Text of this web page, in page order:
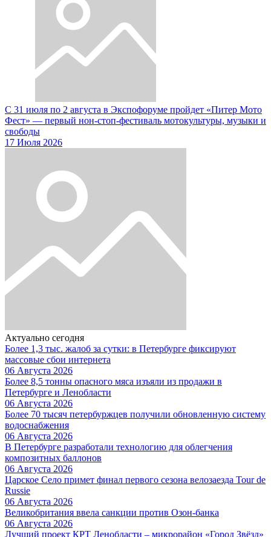
С 31 июля по 2 августа в Экспофоруме пройдет «Питер Мото
Фест» — первый нон-стоп-фестиваль мотокультуры, музыки и
свободы
17 Июля 2026
Актуально сегодня
Более 1,3 тыс. жалоб за сутки: в Петербурге фиксируют
массовые сбои интернета
06 Августа 2026
Более 8,5 тонны опасного мяса изъяли из продажи в
Петербурге и Ленобласти
06 Августа 2026
Более 70 тысяч петербуржцев получили обновленную систему
водоснабжения
06 Августа 2026
В Петербурге разработали технологию для облегчения
композитных баллонов
06 Августа 2026
Царское Село примет финал первого сезона велозаезда Tour de
Russie
06 Августа 2026
Великобритания ввела санкции против Озон-банка
06 Августа 2026
Лучший проект КРТ Ленобласти – микрорайон «Город Звёзд»